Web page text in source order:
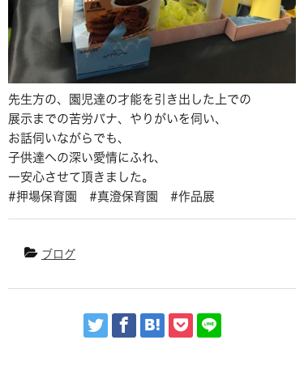
先生方の、園児達の才能を引き出した上での
展示までの苦労バナ、やりがいを伺い、
お話伺いながらでも、
子供達への深い愛情にふれ、
一安心させて頂きました。
#押場保育園 #真澄保育園 #作品展
ブログ